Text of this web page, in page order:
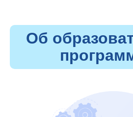
Об